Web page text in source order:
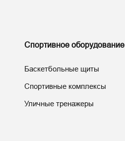
Спортивное оборудование
Баскетбольные щиты
Спортивные комплексы
Уличные тренажеры